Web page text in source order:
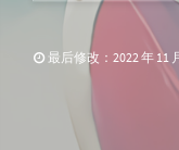
最后修改：2022 年 11